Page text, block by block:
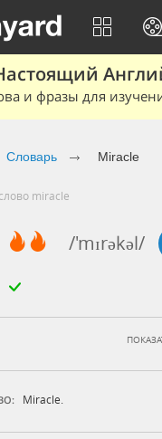
и фразы для
Словарь Miracle
miracle
/'mɪrəkəl/
Miracle.